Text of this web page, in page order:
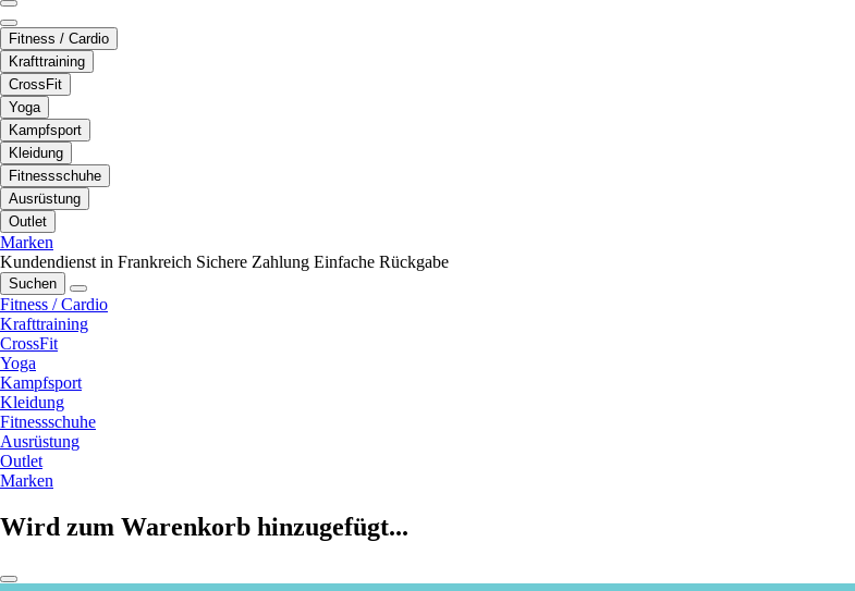
Fitness / Cardio
Krafttraining
CrossFit
Yoga
Kampfsport
Kleidung
Fitnessschuhe
Ausrüstung
Outlet
Marken
Kundendienst in Frankreich Sichere Zahlung Einfache Rückgabe
Suchen
Fitness / Cardio
Krafttraining
CrossFit
Yoga
Kampfsport
Kleidung
Fitnessschuhe
Ausrüstung
Outlet
Marken
Wird zum Warenkorb hinzugefügt...